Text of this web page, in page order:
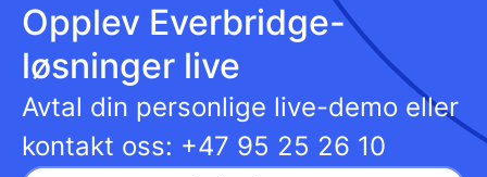
Opplev Everbridge-
løsninger live
Avtal din personlige live-demo eller
kontakt oss: +47 95 25 26 10